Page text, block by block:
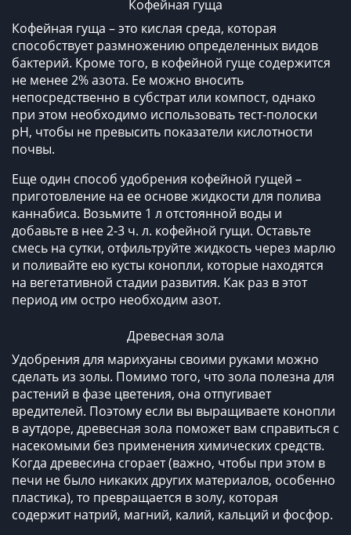
Кофейная гуща
Кофейная гуща – это кислая среда, которая
способствует размножению определенных видов
бактерий. Кроме того, в кофейной гуще содержится
не менее 2% азота. Ее можно вносить
непосредственно в субстрат или компост, однако
при этом необходимо использовать тест-полоски
pH, чтобы не превысить показатели кислотности
почвы.
Еще один способ удобрения кофейной гущей –
приготовление на ее основе жидкости для полива
каннабиса. Возьмите 1 л отстоянной воды и
добавьте в нее 2-3 ч. л. кофейной гущи. Оставьте
смесь на сутки, отфильтруйте жидкость через марлю
и поливайте ею кусты конопли, которые находятся
на вегетативной стадии развития. Как раз в этот
период им остро необходим азот.
Древесная зола
Удобрения для марихуаны своими руками можно
сделать из золы. Помимо того, что зола полезна для
растений в фазе цветения, она отпугивает
вредителей. Поэтому если вы выращиваете конопли
в аутдоре, древесная зола поможет вам справиться с
насекомыми без применения химических средств.
Когда древесина сгорает (важно, чтобы при этом в
печи не было никаких других материалов, особенно
пластика), то превращается в золу, которая
содержит натрий, магний, калий, кальций и фосфор.